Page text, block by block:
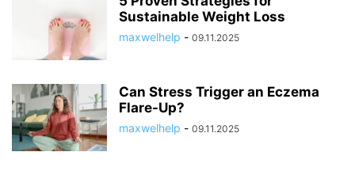
Sustainable Weight Loss
maxwelhelp - 09.11.2025
Can Stress Trigger an Eczema
Flare-Up?
maxwelhelp - 09.11.2025